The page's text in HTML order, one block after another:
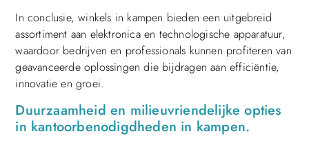
In conclusie, winkels in kampen bieden een uitgebreid
assortiment aan elektronica en technologische apparatuur,
waardoor bedrijven en professionals kunnen profiteren van
geavanceerde oplossingen die bijdragen aan efficiëntie,
innovatie en groei.
Duurzaamheid en milieuvriendelijke opties
in kantoorbenodigdheden in kampen.